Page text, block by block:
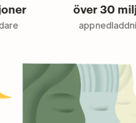
över 30 miljoner
appnedladdningar